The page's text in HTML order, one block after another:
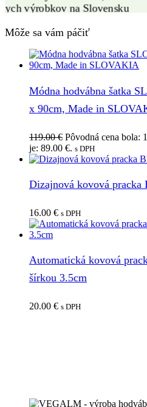
Môže sa vám páčiť
Módna hodvábna šatka
x 90cm, Made in
119.00€ Pôvodná cena bola:
je: 89.00 €. s DPH
Dizajnová kovová pracka
16.00 € s DPH
Automatická kovová
šírkou 3.5cm
20.00 € s DPH